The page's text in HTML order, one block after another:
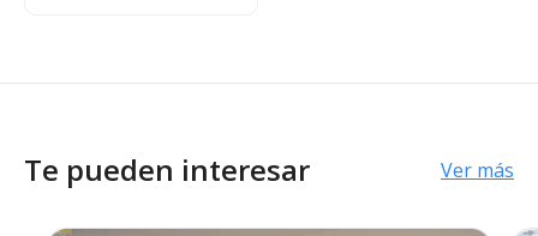
Te pueden interesar Ver más